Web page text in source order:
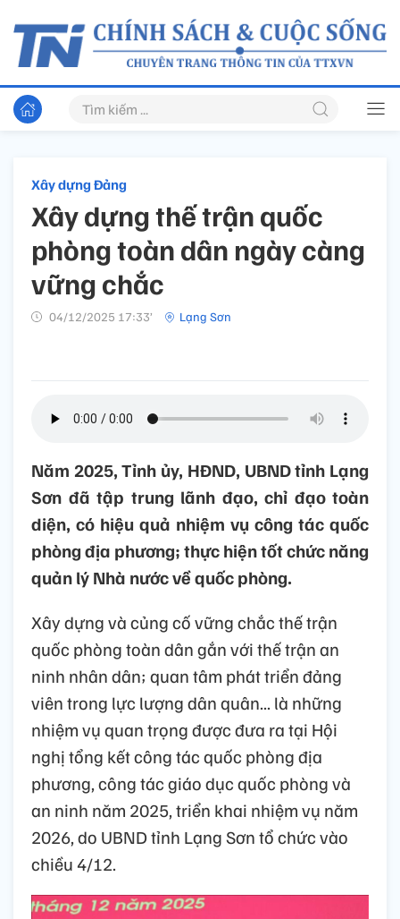
Xây dựng Đảng
Xây dựng thế trận quốc
phòng toàn dân ngày càng
vững chắc
04/12/2025 17:33’ Lạng Sơn
Năm 2025, Tỉnh ủy, HĐND, UBND tỉnh Lạng
Sơn đã tập trung lãnh đạo, chỉ đạo toàn
diện, có hiệu quả nhiệm vụ công tác quốc
phòng địa phương; thực hiện tốt chức năng
quản lý Nhà nước về quốc phòng.
Xây dựng và củng cố vững chắc thế trận
quốc phòng toàn dân gắn với thế trận an
ninh nhân dân; quan tâm phát triển đảng
viên trong lực lượng dân quân... là những
nhiệm vụ quan trọng được đưa ra tại Hội
nghị tổng kết công tác quốc phòng địa
phương, công tác giáo dục quốc phòng và
an ninh năm 2025, triển khai nhiệm vụ năm
2026, do UBND tỉnh Lạng Sơn tổ chức vào
chiều 4/12.